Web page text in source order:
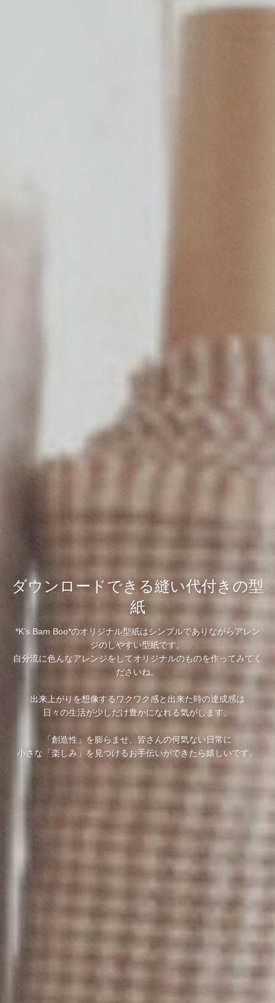
ダウンロードできる縫い代付きの型
紙
*K’s Bam Boo*のオリジナル型紙はシンプルでありながらアレン
ジのしやすい型紙です。
自分流に色んなアレンジをしてオリジナルのものを作ってみてく
ださいね。
出来上がりを想像するワクワク感と出来た時の達成感は
日々の生活が少しだけ豊かになれる気がします。
「創造性」を膨らませ、皆さんの何気ない日常に
小さな「楽しみ」を見つけるお手伝いができたら嬉しいです。